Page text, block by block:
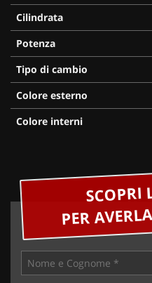
Cilindrata
Potenza
Tipo di cambio
Colore esterno
Colore interni
SCOPRI
PER